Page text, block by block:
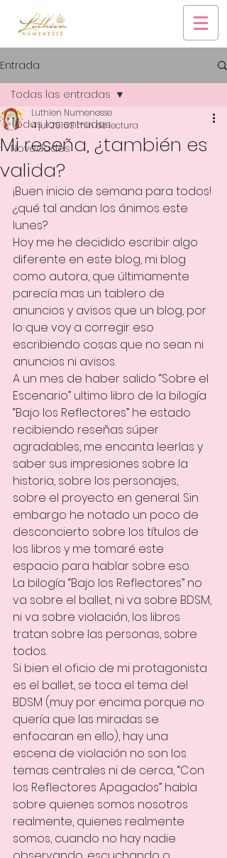
Entrada
Todas las entradas
Novedades
Todas las entradas
Mi reseña, ¿también es
valida?
Luthien Numenesse
4 jul 20163 min de lectura
¡Buen inicio de semana para todos!
¿qué tal andan los ánimos este
lunes?
Hoy me he decidido escribir algo
diferente en este blog, mi blog
como autora, que últimamente
parecía mas un tablero de
anuncios y avisos que un blog, por
lo que voy a corregir eso
escribiendo cosas que no sean ni
anuncios ni avisos.
A un mes de haber salido “Sobre el
Escenario” ultimo libro de la bilogía
“Bajo los Reflectores” he estado
recibiendo reseñas súper
agradables, me encanta leerlas y
saber sus impresiones sobre la
historia, sobre los personajes,
sobre el proyecto en general. Sin
embargo he notado un poco de
desconcierto sobre los títulos de
los libros y me tomaré este
espacio para hablar sobre eso.
La bilogía “Bajo los Reflectores” no
va sobre el ballet, ni va sobre BDSM,
ni va sobre violación, los libros
tratan sobre las personas, sobre
todos.
Si bien el oficio de mi protagonista
es el ballet, se toca el tema del
BDSM (muy por encima porque no
quería que las miradas se
enfocaran en ello), hay una
escena de violación no son los
temas centrales ni de cerca, “Con
los Reflectores Apagados” habla
sobre quienes somos nosotros
realmente, quienes realmente
somos, cuando no hay nadie